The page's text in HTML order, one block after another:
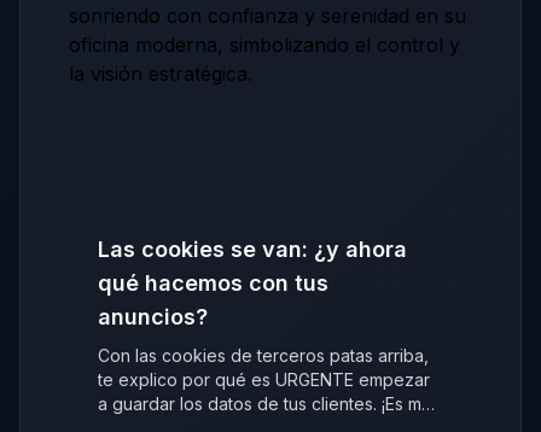
Las cookies se van: ¿y ahora
qué hacemos con tus
anuncios?
Con las cookies de terceros patas arriba,
te explico por qué es URGENTE empezar
a guardar los datos de tus clientes. ¡Es más